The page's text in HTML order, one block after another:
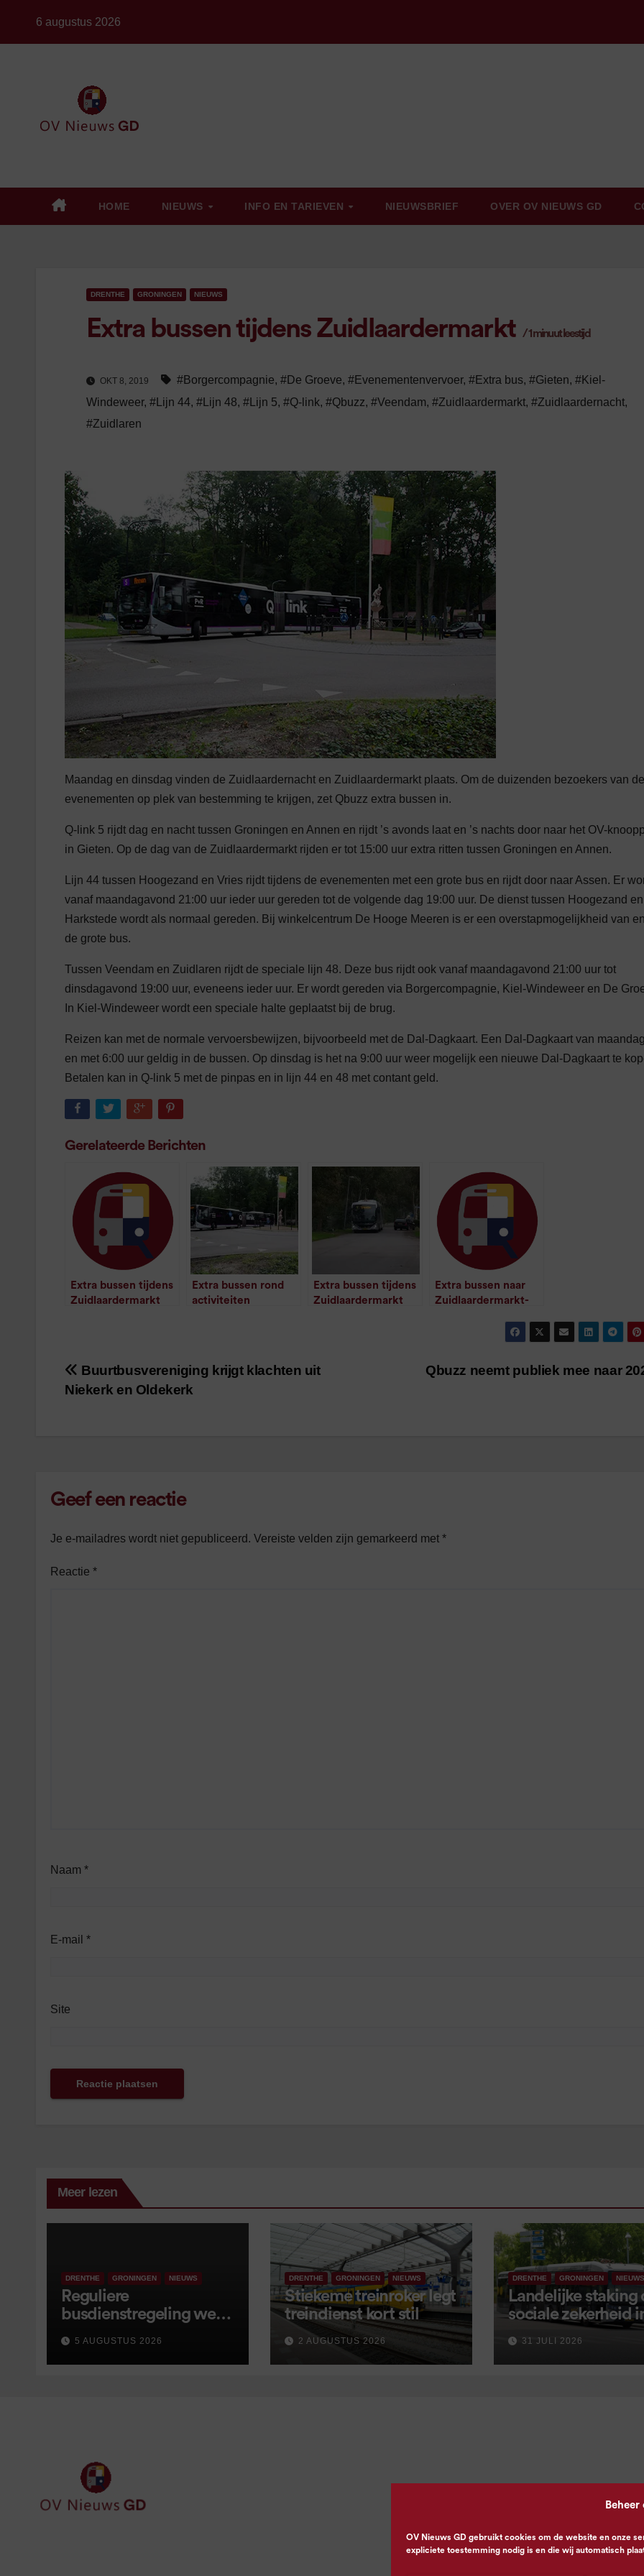
OV Nieuws GD gebruikt cookies om de website en onze
expliciete toestemming nodig is en die wij automatisch
6 augustus 2026
HOME NIEUWS INFO EN TARIEVEN NIEUWSBRIEF OVER OV NIEUWS GD
DRENTHE GRONINGEN NIEUWS
Extra bussen tijdens Zuidlaardermarkt /1 minuut leestijd
OKT 8, 2019 #Borgercompagnie, #De Groeve, #Evenementenvervoer, #Extra bus, #Gieten, #Kiel-
Windeweer, #Lijn 44, #Lijn 48, #Lijn 5, #Q-link, #Qbuzz, #Veendam, #Zuidlaardermarkt, #Zuidlaardernacht,
#Zuidlaren
Maandag en dinsdag vinden de Zuidlaardernacht en Zuidlaardermarkt plaats. Om de duizenden bezoekers van
evenementen op plek van bestemming te krijgen, zet Qbuzz extra bussen in.
Q-link 5 rijdt dag en nacht tussen Groningen en Annen en rijdt ’s avonds laat en ’s nachts door naar het OV-
in Gieten. Op de dag van de Zuidlaardermarkt rijden er tot 15:00 uur extra ritten tussen Groningen en Annen.
Lijn 44 tussen Hoogezand en Vries rijdt tijdens de evenementen met een grote bus en rijdt door naar Assen. Er
vanaf maandagavond 21:00 uur ieder uur gereden tot de volgende dag 19:00 uur. De dienst tussen Hoogezand en
Harkstede wordt als normaal gereden. Bij winkelcentrum De Hooge Meeren is er een overstapmogelijkheid van
de grote bus.
Tussen Veendam en Zuidlaren rijdt de speciale lijn 48. Deze bus rijdt ook vanaf maandagavond 21:00 uur tot
dinsdagavond 19:00 uur, eveneens ieder uur. Er wordt gereden via Borgercompagnie, Kiel-Windeweer en De
In Kiel-Windeweer wordt een speciale halte geplaatst bij de brug.
Reizen kan met de normale vervoersbewijzen, bijvoorbeeld met de Dal-Dagkaart. Een Dal-Dagkaart van
en met 6:00 uur geldig in de bussen. Op dinsdag is het na 9:00 uur weer mogelijk een nieuwe Dal-Dagkaart te
Betalen kan in Q-link 5 met de pinpas en in lijn 44 en 48 met contant geld.
Gerelateerde Berichten
Extra bussen tijdens
Zuidlaardermarkt
Extra bussen rond
activiteiten
Extra bussen tijdens
Zuidlaardermarkt
Extra bussen naar
Zuidlaardermarkt-
minuut leestijd
Bericht
Qbuzz neemt publiek mee naar
Buurtbusvereniging krijgt klachten uit
Niekerk en Oldekerk
Geef een reactie
Je e-mailadres wordt niet gepubliceerd. Vereiste velden zijn gemarkeerd met *
Reactie *
Naam *
E-mail *
Site
Meer lezen
DRENTHE GRONINGEN NIEUWS
Reguliere
busdienstregeling weer
van start, met kleine
wijzigingen
5 AUGUSTUS 2026
DRENTHE GRONINGEN NIEUWS
Stiekeme treinroker legt
treindienst kort stil
2 AUGUSTUS 2026
DRENTHE GRONINGEN NIEUWS
Landelijke staking
sociale zekerheid
aangekondigd
september
31 JULI 2026